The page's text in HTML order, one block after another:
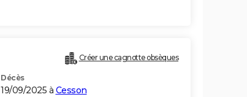
Créer une cagnotte obsèques
Décès
19/09/2025 à Cesson